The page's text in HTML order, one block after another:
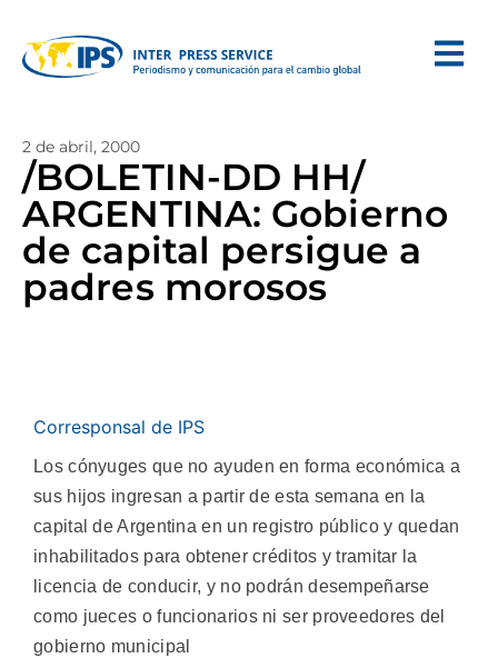
2 de abril, 2000
/BOLETIN-DD HH/
ARGENTINA: Gobierno
de capital persigue a
padres morosos
Corresponsal de IPS
Los cónyuges que no ayuden en forma económica a
sus hijos ingresan a partir de esta semana en la
capital de Argentina en un registro público y quedan
inhabilitados para obtener créditos y tramitar la
licencia de conducir, y no podrán desempeñarse
como jueces o funcionarios ni ser proveedores del
gobierno municipal